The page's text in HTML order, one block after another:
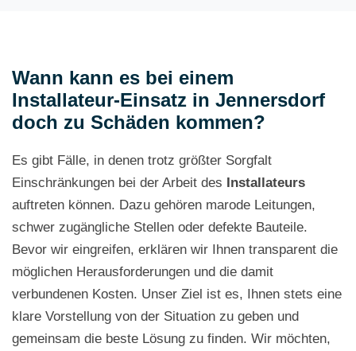
Wann kann es bei einem
Installateur-Einsatz in Jennersdorf
doch zu Schäden kommen?
Es gibt Fälle, in denen trotz größter Sorgfalt
Einschränkungen bei der Arbeit des Installateurs
auftreten können. Dazu gehören marode Leitungen,
schwer zugängliche Stellen oder defekte Bauteile.
Bevor wir eingreifen, erklären wir Ihnen transparent die
möglichen Herausforderungen und die damit
verbundenen Kosten. Unser Ziel ist es, Ihnen stets eine
klare Vorstellung von der Situation zu geben und
gemeinsam die beste Lösung zu finden. Wir möchten,